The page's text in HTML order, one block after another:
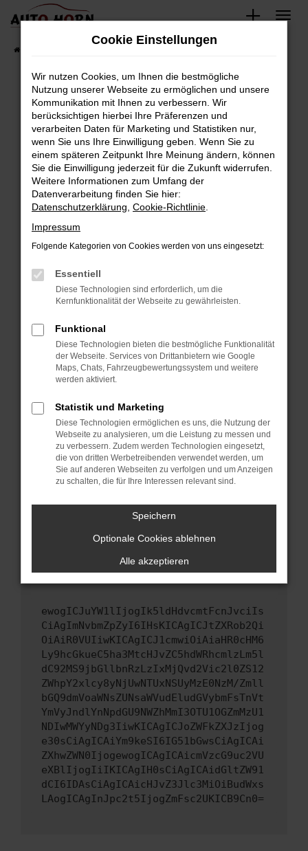
Zum
springen
Fahrzeugbestand
Fehler: Network Error
Beim Laden ist ein Fehler aufgetreten.
Hier sind ein paar Tipps, die dir helfen können:
Überprüfe deine Firewall und deine
Internetverbindung.
Laden andere Webseiten, zum Beispiel deine
Suchmaschine?
Prüfe deine Browsererweiterungen.
können das Laden bestimmter Seiten
verhindern. Funktioniert die Seite in einem
anderen Browser oder in einem privaten
Starte dein Gerät neu.
Das kann manchmal helfen, vorübergehende
Probleme zu beheben.
Betriebssystem auf dem neuesten Stand
sind.
Veraltete Software birgt nicht nur ein
Sicherheitsrisiko, sondern kann auch dazu
führen, dass bestimmte Funktionen nicht mehr
unterstützt werden.
Wende dich an den Webseitenbetreiber.
Wenn du alle oben genannten Schritte versucht
hast, kontaktiere uns bitte. Wir werden
versuchen, das Problem zu beheben. Du kannst
uns diesen Text schicken, um uns bei der
ewogICJuYW1lIjogIk5ldHdvcmtFcnJvciIs
CiAgImNvbmZpZyI6IHsKICAgICJtZXRob2Qi
OiAiR0VUIiwKICAgICJ1cmwiOiAiaHR0cHM6
Ly9hcGkueC5ha3MtcHJvZC5hdWRhcmlzLm5l
dC92MS9jbGllbnRzLzIxMjQvd2Vic2l0ZS12
ZWhpY2xlcy8yNjUwNTUxNSUyMzE0NzM/Zmll
bGQ9dmVoaWNsZUNsaWVudEludGVybmFsTnVt
YmVyJndlYnNpdGU9NWZhMmI3OTU1OGZmMzU1
NDIwMWYyNDg3IiwKICAgICJoZWFkZXJzIjog
e30sCiAgICAiYm9keSI6IG51bGwsCiAgICAi
ZXhwZWN0IjogewogICAgICAicmVzcG9uc2VU
eXBlIjogIiIKICAgIH0sCiAgICAidGltZW91
dCI6IDAsCiAgICAicHJvZ3Jlc3MiOiBudWxs
LAogICAgInJpc2t5IjogZmFsc2UKICB9Cn0=
Cookie Einstellungen
Wir nutzen Cookies, um Ihnen die bestmögliche
Nutzung unserer Webseite zu ermöglichen und unsere
Kommunikation mit Ihnen zu verbessern. Wir
berücksichtigen hierbei Ihre Präferenzen und
verarbeiten Daten für Marketing und Statistiken nur,
wenn Sie uns Ihre Einwilligung geben. Wenn Sie zu
einem späteren Zeitpunkt Ihre Meinung ändern, können
Sie die Einwilligung jederzeit für die Zukunft widerrufen.
Weitere Informationen zum Umfang der
Datenverarbeitung finden Sie hier:
Datenschutzerklärung Cookie-Richtlinie
Impressum
Folgende Kategorien von Cookies werden von uns eingesetzt:
Essentiell
Diese Technologien sind erforderlich, um die
Kernfunktionalität der Webseite zu gewährleisten.
Funktional
Diese Technologien bieten die bestmögliche Funktionalität
der Webseite. Services von Drittanbietern wie Google
Maps, Chats, Fahrzeugbewertungssystem und weitere
werden aktiviert.
Statistik und Marketing
Diese Technologien ermöglichen es uns, die Nutzung der
Webseite zu analysieren, um die Leistung zu messen und
zu verbessern. Zudem werden Technologien eingesetzt,
die von dritten Werbetreibenden verwendet werden, um
Sie auf anderen Webseiten zu verfolgen und um Anzeigen
zu schalten, die für Ihre Interessen relevant sind.
Speichern
Optionale Cookies ablehnen
Alle akzeptieren